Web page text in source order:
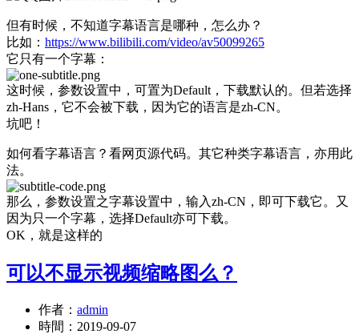
但有时候，不知道字幕语言是哪种，怎么办？
比如： https://www.bilibili.com/video/av50099265
它只有一个字幕：
这时候，参数设置中，可置为Default，下载默认的。但若选择
zh-Hans，它不会被下载，因为它的语言是zh-CN。
坑吧！
如何看字幕语言？看网页源代码。其它种类字幕语言，亦用此
法。
那么，参数设置之字幕设置中，输入zh-CN，即可下载它。又
因为只一个字幕，选择Default亦可下载。
OK，就是这样的
可以不显示视频缩略图么？
作者： admin
時間： 2019-09-07